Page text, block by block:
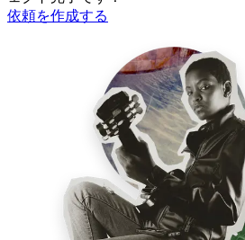
依頼を作成する